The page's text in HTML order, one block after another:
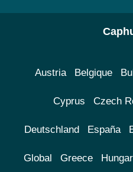
Austria Belgique
Cyprus Czech
Deutschland España
Global Greece